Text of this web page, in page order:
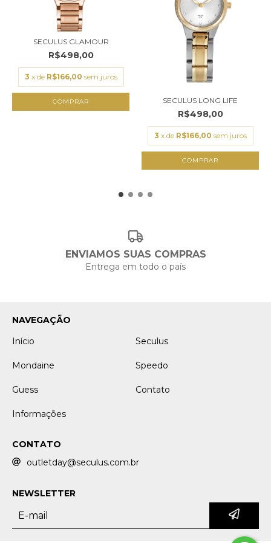
SECULUS GLAMOUR
R$498,00
3 x de R$166,00 sem juros
SECULUS LONG LIFE
R$498,00
3 x de R$166,00 sem juros
ENVIAMOS SUAS COMPRAS
Entrega em todo o país
NAVEGAÇÃO
Início
Seculus
Mondaine Speedo
Guess Contato
Informações
CONTATO
outletday@seculus.com.br
NEWSLETTER